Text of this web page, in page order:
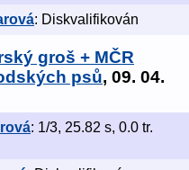
: Diskvalifikován
groš + MČR
psů, 09. 04.
: 1/3, 25.82 s, 0.0 tr.